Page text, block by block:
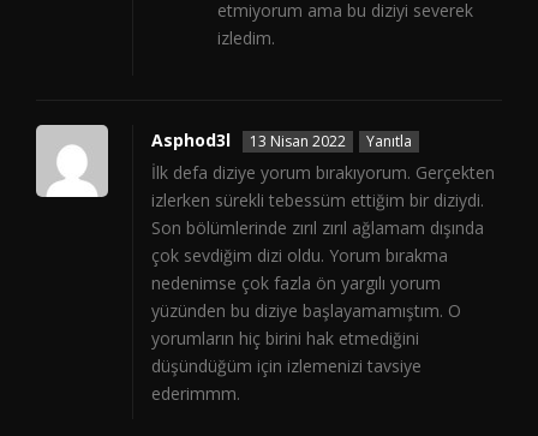
etmiyorum ama bu diziyi severek
izledim.
Asphod3l 13 Nisan 2022 Yanıtla
İlk defa diziye yorum bırakıyorum. Gerçekten
izlerken sürekli tebessüm ettiğim bir diziydi.
Son bölümlerinde zırıl zırıl ağlamam dışında
çok sevdiğim dizi oldu. Yorum bırakma
nedenimse çok fazla ön yargılı yorum
yüzünden bu diziye başlayamamıştım. O
yorumların hiç birini hak etmediğini
düşündüğüm için izlemenizi tavsiye
ederimmm.